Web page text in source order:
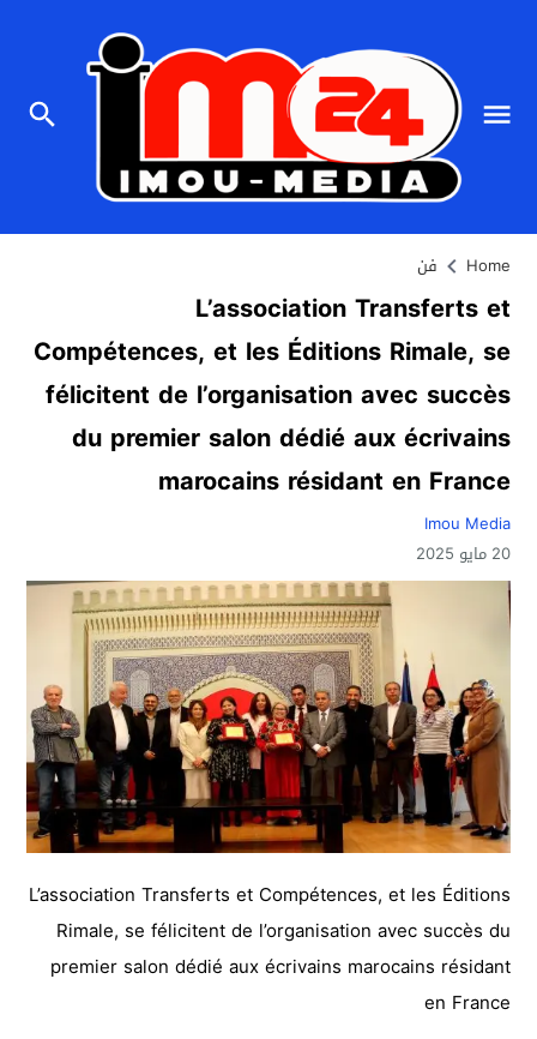
Home فن
L’association Transferts et
Compétences, et les Éditions Rimale, se
félicitent de l’organisation avec succès
du premier salon dédié aux écrivains
marocains résidant en France
Imou Media
20 مايو 2025
L’association Transferts et Compétences, et les Éditions
Rimale, se félicitent de l’organisation avec succès du
premier salon dédié aux écrivains marocains résidant
en France